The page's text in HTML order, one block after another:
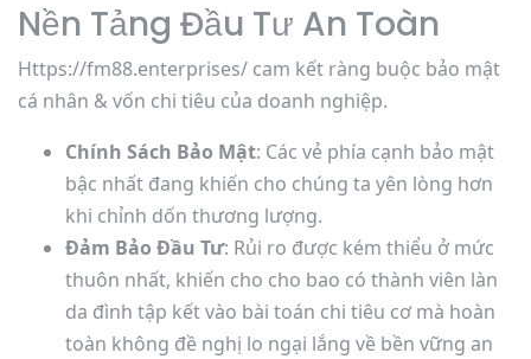
Nền Tảng Đầu Tư An Toàn
Https://fm88.enterprises/ cam kết ràng buộc bảo mật
cá nhân & vốn chi tiêu của doanh nghiệp.
Chính Sách Bảo Mật: Các vẻ phía cạnh bảo mật
bậc nhất đang khiến cho chúng ta yên lòng hơn
khi chỉnh dốn thương lượng.
Đảm Bảo Đầu Tư: Rủi ro được kém thiểu ở mức
thuôn nhất, khiến cho cho bao có thành viên làn
da đình tập kết vào bài toán chi tiêu cơ mà hoàn
toàn không đề nghị lo ngại lắng về bền vững an